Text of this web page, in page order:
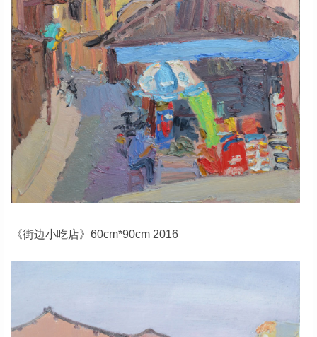
《街边小吃店》60cm*90cm 2016